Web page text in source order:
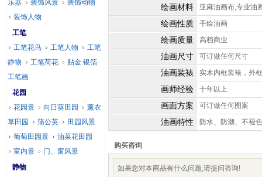
绘画材料 亚麻油画布,专业油
绘画性质 手绘油画
绘画质量 高档商业
油画尺寸 可订做任何尺寸
油画装裱 实木内框装裱，外
画师经验 十年以上
画面方案 可订做任何图案
油画特性 防水、防潮、不褪色
购买咨询
如果您对本商品有什么问题,请提问咨询!
乐器 装饰风景
装饰动物
装饰人物
工笔
工笔花鸟
工笔人物
工笔
静物
工笔荷花
贴金 银箔
工笔画
花园
花园景
向日葵田园
薰衣
草田园
蒲公英
田园风景
葡萄田园景
油菜花田园
室内景
门、窗风景
静物